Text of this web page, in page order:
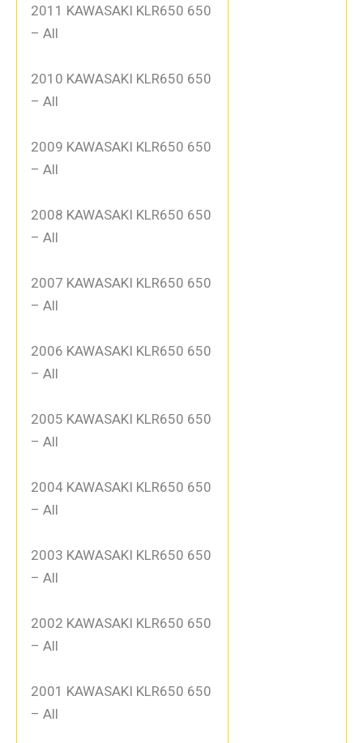
2011 KAWASAKI KLR650 650
– All
2010 KAWASAKI KLR650 650
– All
2009 KAWASAKI KLR650 650
– All
2008 KAWASAKI KLR650 650
– All
2007 KAWASAKI KLR650 650
– All
2006 KAWASAKI KLR650 650
– All
2005 KAWASAKI KLR650 650
– All
2004 KAWASAKI KLR650 650
– All
2003 KAWASAKI KLR650 650
– All
2002 KAWASAKI KLR650 650
– All
2001 KAWASAKI KLR650 650
– All